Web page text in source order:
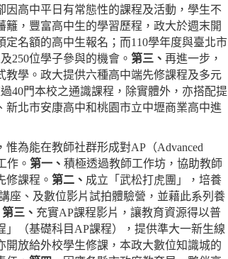
高中平日有常態性的課程及活動，學生不
，豐富高中生的學習歷程，政大於週末開
名額的高中生報名；而110學年度與臺北市
250位學子參與的機會。 第三、 再進一步，
學。政大提供六種高中端先修課程及多元
40門本校之通識課程，除實體外，亦搭配提
北市安康高中和桃園市立中壢商業高中進
為能在教師社群形成對AP（Advanced
作。 第一、 積極透過教師工作坊，協助教師
修課程。 第二、 成立「武松打虎團」，培養
座、及數位影片試拍體驗營，並藉此系列養
第三、 充實AP課程影片，讓教育資源得以普
（基礎科目AP課程），提供準大一新生線
開放給外校學生修課，本政大數位知識城的